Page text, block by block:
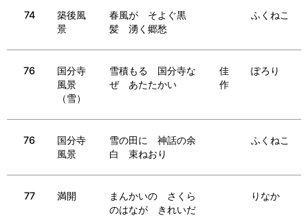
74
築後風
景
春風が そよぐ黒
髪 湧く郷愁
ふくねこ
76
国分寺
風景
（雪）
雪積もる 国分寺な
ぜ あたたかい
佳
作
ぽろり
76
国分寺
風景
雪の田に 神話の余
白 束ねおり
ふくねこ
77 満開
まんかいの さくら
のはなが きれいだ
りなか